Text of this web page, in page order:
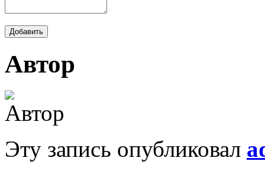
Автор
Эту запись опубликовал